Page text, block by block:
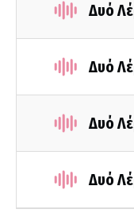
Δυό
Δυό
Δυό
Δυό